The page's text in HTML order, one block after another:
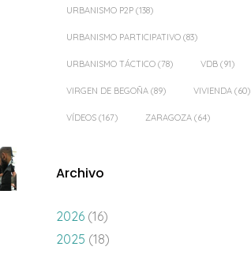
URBANISMO P2P (138)
URBANISMO PARTICIPATIVO (83)
URBANISMO TÁCTICO (78) VDB (91)
VIRGEN DE BEGOÑA (89) VIVIENDA (60)
VÍDEOS (167) ZARAGOZA (64)
Archivo
2026 (16)
2025 (18)